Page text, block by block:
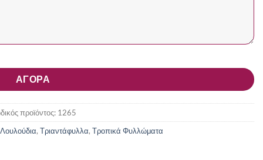
ΑΓΟΡΑ
προϊόντος: 1265
Λουλούδια, Τριαντάφυλλα, Τροπικά Φυλλώματα